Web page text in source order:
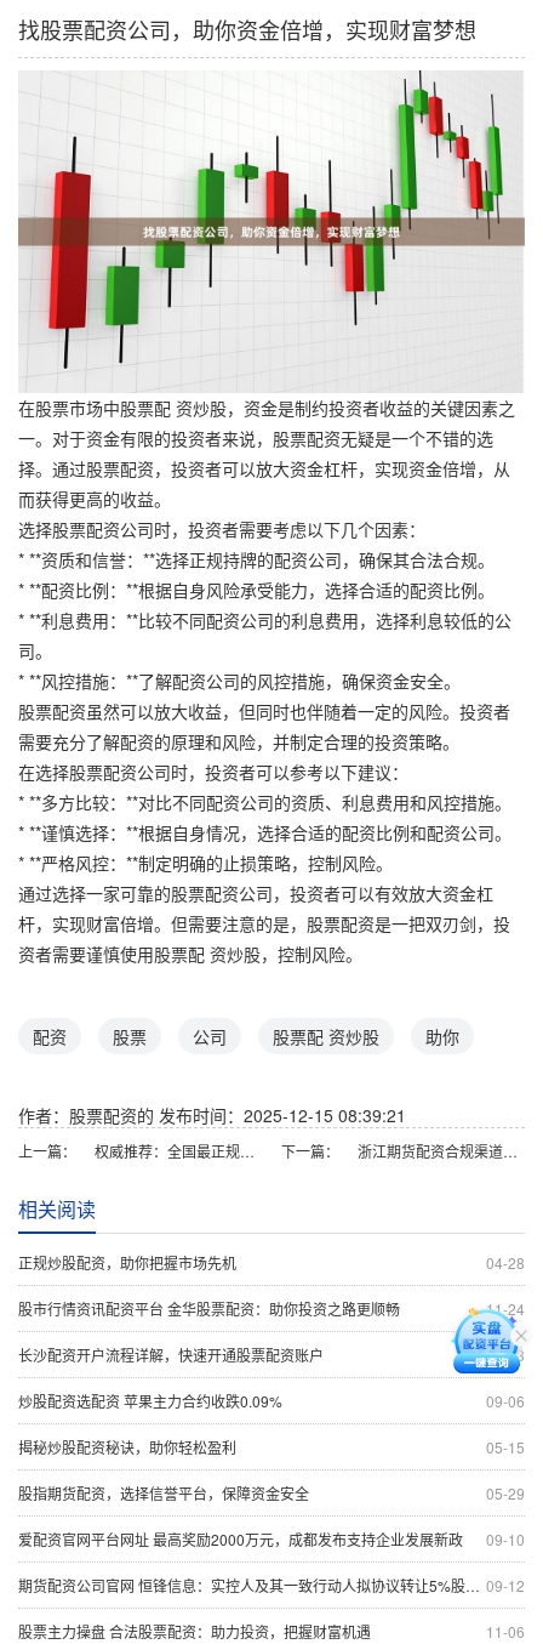
找股票配资公司，助你资金倍增，实现财富梦想
在股票市场中股票配 资炒股，资金是制约投资者收益的关键因素之
一。对于资金有限的投资者来说，股票配资无疑是一个不错的选
择。通过股票配资，投资者可以放大资金杠杆，实现资金倍增，从
而获得更高的收益。
选择股票配资公司时，投资者需要考虑以下几个因素：
* **资质和信誉：**选择正规持牌的配资公司，确保其合法合规。
* **配资比例：**根据自身风险承受能力，选择合适的配资比例。
* **利息费用：**比较不同配资公司的利息费用，选择利息较低的公
司。
* **风控措施：**了解配资公司的风控措施，确保资金安全。
股票配资虽然可以放大收益，但同时也伴随着一定的风险。投资者
需要充分了解配资的原理和风险，并制定合理的投资策略。
在选择股票配资公司时，投资者可以参考以下建议：
* **多方比较：**对比不同配资公司的资质、利息费用和风控措施。
* **谨慎选择：**根据自身情况，选择合适的配资比例和配资公司。
* **严格风控：**制定明确的止损策略，控制风险。
通过选择一家可靠的股票配资公司，投资者可以有效放大资金杠
杆，实现财富倍增。但需要注意的是，股票配资是一把双刃剑，投
资者需要谨慎使用股票配 资炒股，控制风险。
配资 股票 公司 股票配 资炒股 助你
作者：股票配资的 发布时间：2025-12-15 08:39:21
上一篇： 权威推荐：全国最正规股票配资公司 下一篇： 浙江期货配资合规渠道与专业风控解析
相关阅读
04-28
正规炒股配资，助你把握市场先机
11-24
股市行情资讯配资平台 金华股票配资：助你投资之路更顺畅
07-23
长沙配资开户流程详解，快速开通股票配资账户
09-06
炒股配资选配资 苹果主力合约收跌0.09%
05-15
揭秘炒股配资秘诀，助你轻松盈利
05-29
股指期货配资，选择信誉平台，保障资金安全
09-10
爱配资官网平台网址 最高奖励2000万元，成都发布支持企业发展新政
09-12
期货配资公司官网 恒锋信息：实控人及其一致行动人拟协议转让5%股份 转让价格为7.18元/股
11-06
股票主力操盘 合法股票配资：助力投资，把握财富机遇